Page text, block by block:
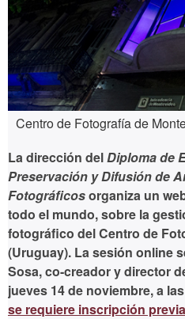
Centro de Fotografía de
La dirección delDiploma de
Preservación y Difusión de
Fotográficosorganiza un
todo el mundo, sobre la
fotográfico del Centro de
(Uruguay). La sesión online
Sosa, co-creador y director
jueves 14 de noviembre, a
se requiere inscripción